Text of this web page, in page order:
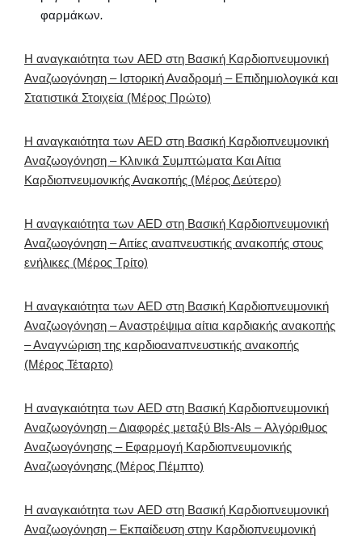
φαρμάκων.
Η αναγκαιότητα των AED στη Βασική Καρδιοπνευμονική
Αναζωογόνηση – Ιστορική Αναδρομή – Επιδημιολογικά και
Στατιστικά Στοιχεία (Μέρος Πρώτο)
Η αναγκαιότητα των AED στη Βασική Καρδιοπνευμονική
Αναζωογόνηση – Κλινικά Συμπτώματα Και Αίτια
Καρδιοπνευμονικής Ανακοπής (Μέρος Δεύτερο)
Η αναγκαιότητα των AED στη Βασική Καρδιοπνευμονική
Αναζωογόνηση – Αιτίες αναπνευστικής ανακοπής στους
ενήλικες (Μέρος Τρίτο)
Η αναγκαιότητα των AED στη Βασική Καρδιοπνευμονική
Αναζωογόνηση – Αναστρέψιμα αίτια καρδιακής ανακοπής
– Αναγνώριση της καρδιοαναπνευστικής ανακοπής
(Μέρος Τέταρτο)
Η αναγκαιότητα των AED στη Βασική Καρδιοπνευμονική
Αναζωογόνηση – Διαφορές μεταξύ Bls-Als – Αλγόριθμος
Αναζωογόνησης – Εφαρμογή Καρδιοπνευμονικής
Αναζωογόνησης (Μέρος Πέμπτο)
Η αναγκαιότητα των AED στη Βασική Καρδιοπνευμονική
Αναζωογόνηση – Εκπαίδευση στην Καρδιοπνευμονική